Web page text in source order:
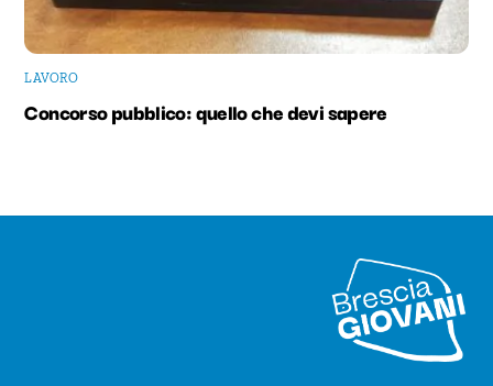
LAVORO
Concorso pubblico: quello che devi sapere